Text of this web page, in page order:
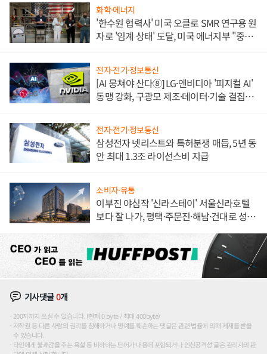
화학·에너지
'한수원 협력사' 미국 오클로 SMR 연구용 원
자로 '임계 상태' 도달, 미국 에너지부 "중요
전자·전기·정보통신
[AI 뭉쳐야 산다⑧] LG·엔비디아 '피지컬 AI'
동맹 강화, 구광모 제조·데이터·기술 결집
전자·전기·정보통신
삼성전자 넷리스트와 특허분쟁 매듭, 5년 동
안 최대 1.3조 라이선스비 지급
소비자·유통
이부진 야심작 '신라스테이' 서울신라호텔
보다 잘 나가, 평택·주문진·해남·건대로 성
기사댓글0개
200자까지 쓰실 수 있습니다. (현재 0 byte / 최대 400byte)
저작권 등 다른 사람의 권리를 침해하거나 명예를 훼손하는 댓글은 관련 법률에 의해 제재를 받을
수 있습니다.
타인에게 불쾌감을 주는 욕설 등 비하하는 단어가 내용에 포함되거나 인신공격성 글은 관리자의 판